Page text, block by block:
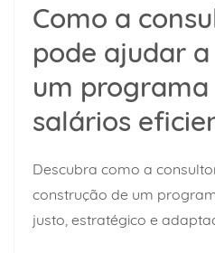
Como a
pode ajudar
um programa
salários
Descubra como a
construção de um
justo, estratégico e